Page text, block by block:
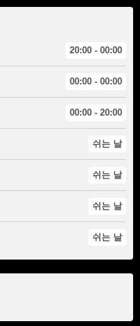
20:00 - 00:00
00:00 - 00:00
00:00 - 20:00
쉬는 날
쉬는 날
쉬는 날
쉬는 날